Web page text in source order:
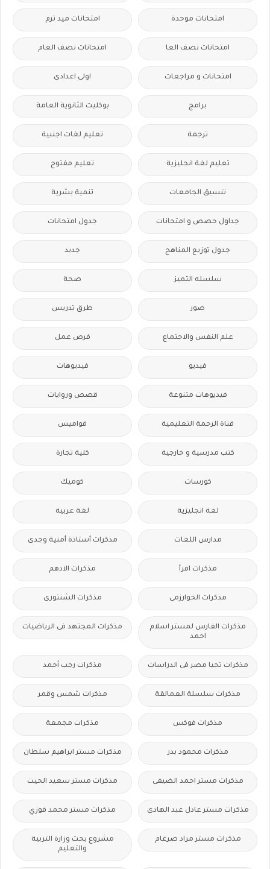
امتحانات موحدة امتحانات ميد ترم
امتحانات نصف العا امتحانات نصف العام
امتحانات و مراجعات اولى اعدادى
برامج بوكليت الثانوية العامة
ترجمة تعليم لغات اجنبية
تعليم لغة انجليزية تعليم مفتوح
تنسيق الجامعات تنمية بشرية
جداول حصص و امتحانات جدول امتحانات
جدول توزيع المناهج جديد
سلسله التميز صحة
صور طرق تدريس
علم النفس والاجتماع فرص عمل
فيديو فيديوهات
فيديوهات متنوعة قصص وروايات
قناة الرحمة التعليمية قواميس
كتب مدرسية و خارجية كلية تجارة
كورسات كوميك
لغة انجليزية لغة عربية
مدارس اللغات مذكرات أستاذة أمنية وجدى
مذكرات اقرأ مذكرات الادهم
مذكرات الخوارزمى مذكرات الشنتورى
مذكرات الفارس لمستر اسلام
احمد
مذكرات المجتهد فى الرياضيات
مذكرات تحيا مصر فى الدراسات مذكرات رجب أحمد
مذكرات سلسلة العمالقة مذكرات شمس وقمر
مذكرات فوكس مذكرات مجمعة
مذكرات محمود بدر مذكرات مستر ابراهيم سلطان
مذكرات مستر احمد الضيفى مذكرات مستر سعيد الحيت
مذكرات مستر عادل عبد الهادى مذكرات مستر محمد فوزي
مذكرات مستر مراد ضرغام
مشروع بحث وزارة التربية
والتعليم